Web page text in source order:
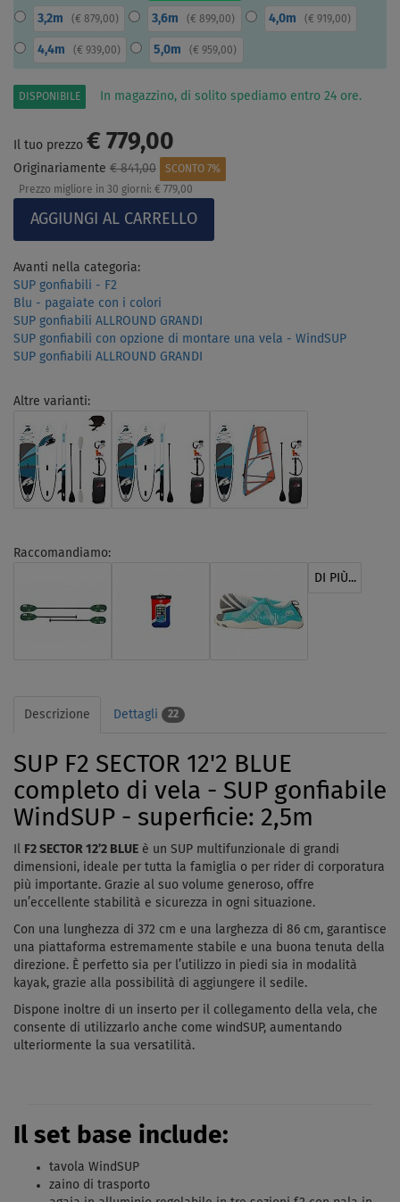
3,2m ( € 879,00) 3,6m (€ 899,00) 4,0m ( € 919,00)
4,4m ( € 939,00) 5,0m (€ 959,00)
DISPONIBILE In magazzino, di solito spediamo entro 24 ore.
Il tuo prezzo € 779,00
Originariamente € 841,00
SCONTO 7%
Prezzo migliore in 30 giorni: € 779,00
Avanti nella categoria:
SUP gonfiabili - F2
Blu - pagaiate con i colori
SUP gonfiabili ALLROUND GRANDI
SUP gonfiabili con opzione di montare una vela - WindSUP
SUP gonfiabili ALLROUND GRANDI
Altre varianti:
Raccomandiamo:
DI PIÙ...
Descrizione Dettagli 22
SUP F2 SECTOR 12'2 BLUE
completo di vela - SUP gonfiabile
WindSUP - superficie: 2,5m
Il F2 SECTOR 12’2 BLUE è un SUP multifunzionale di grandi
dimensioni, ideale per tutta la famiglia o per rider di corporatura
più importante. Grazie al suo volume generoso, offre
un’eccellente stabilità e sicurezza in ogni situazione.
Con una lunghezza di 372 cm e una larghezza di 86 cm, garantisce
una piattaforma estremamente stabile e una buona tenuta della
direzione. È perfetto sia per l’utilizzo in piedi sia in modalità
kayak, grazie alla possibilità di aggiungere il sedile.
Dispone inoltre di un inserto per il collegamento della vela, che
consente di utilizzarlo anche come windSUP, aumentando
ulteriormente la sua versatilità.
resistente supporta una pressione massima di 15 psi.
ovunque e pronto all’uso in ogni momento.
Caratteristiche tecniche della tavola: lunghezza: 372 cm,
Il set base include:
tavola WindSUP
zaino di trasporto